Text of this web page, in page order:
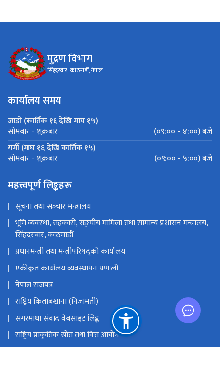
मुद्रण विभाग
सिंहदरवार, काठमाडौँ, नेपाल
कार्यालय समय
जाडो (कार्तिक १६ देखि माघ १५)
सोमबार - शुक्रबार
(०९:०० - ४:००) बजे
गर्मी (माघ १६ देखि कार्तिक १५)
सोमबार - शुक्रबार (०९:०० - ५:००) बजे
महत्त्वपूर्ण लिङ्कहरू
सूचना तथा सञ्‍चार मन्त्रालय
भूमि व्यवस्था, सहकारी, सङ्‍घीय मामिला तथा सामान्य प्रशासन मन्त्रालय,
सिंहदरबार, काठमाडौँ
प्रधानमन्त्री तथा मन्त्रीपरिषद्को कार्यालय
एकीकृत कार्यालय व्यवस्थापन प्रणाली
नेपाल राजपत्र
राष्ट्रिय किताबखाना (निजामती)
सगरमाथा संवाद वेबसाइट लिङ्क
राष्ट्रिय प्राकृतिक स्रोत तथा वित्त आयोग